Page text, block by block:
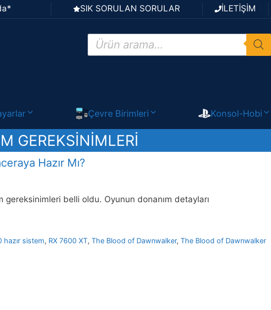
SIK SORULAN SORULAR İLETİŞİM
Products
search
Çevre Birimleri Konsol-Hobi
GEREKSINIMLERI
Hazır Mı?
belli oldu. Oyunun donanım detayları
hazır sistem, RX 7600 XT,The Blood of Dawnwalker,The Blood of Dawnwalker